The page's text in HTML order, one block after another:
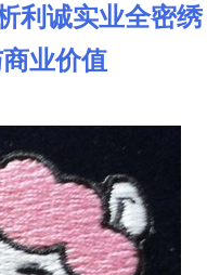
利诚实业全密绣
业价值